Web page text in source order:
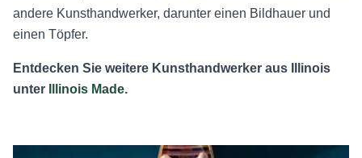
andere Kunsthandwerker, darunter einen Bildhauer und
einen Töpfer.
Entdecken Sie weitere Kunsthandwerker aus Illinois
unter
Illinois Made.